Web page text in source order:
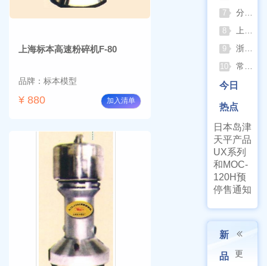
上海标本高速粉碎机F-80
品牌：标本模型
¥ 880 加入清单
7 分清生物安全柜与洁净工作台 苏州安泰科普两类设备差异
8 上海申安灭菌器外排、内排与干燥功能全解析
9 浙江孚夏：打造合规可靠的实验室洁净装备
10 常熟雪科实验室制冰机日常保养要点
今日
热点
日本岛津
天平产品
UX系列
和MOC-
120H预
停售通知
新
品
更